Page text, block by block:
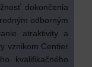
dokončenia
odborným
atraktivity a
vznikom Centier
kvalifikačného